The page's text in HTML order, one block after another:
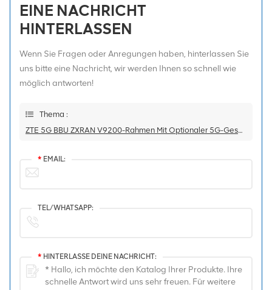
EINE NACHRICHT
HINTERLASSEN
Wenn Sie Fragen oder Anregungen haben, hinterlassen Sie
uns bitte eine Nachricht, wir werden Ihnen so schnell wie
möglich antworten!
Thema :
ZTE 5G BBU ZXRAN V9200-Rahmen Mit Optionaler 5G-Gesamtmaschinenplatine
* EMAIL:
TEL/WHATSAPP:
* HINTERLASSE DEINE NACHRICHT: